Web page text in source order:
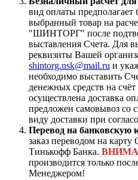
вид оплаты предполагает
выбранный товар на
"ШИНТОРГ" после
выставления Счета. Для
реквизиты Вашей
shintorg.nsk@mail.ru и
необходимо выставить
денежных средств на
осуществлена доставка
предложен самовывоз со
виду доставки при
Перевод на банковскую
заказ переводом на
Тинькофф Банка.
производится только
Менеджером!